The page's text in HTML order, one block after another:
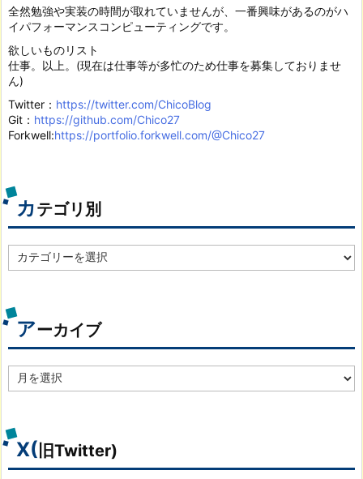
全然勉強や実装の時間が取れていませんが、一番興味があるのがハ
イパフォーマンスコンピューティングです。
欲しいものリスト
仕事。以上。(現在は仕事等が多忙のため仕事を募集しておりませ
ん)
Twitter： https://twitter.com/ChicoBlog
Git： https://github.com/Chico27
Forkwell:https://portfolio.forkwell.com/@Chico27
カテゴリ別
テ
別
アーカイブ
ー
ブ
X( 旧Twitter)